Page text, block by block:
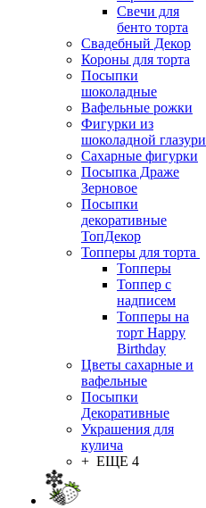
Свечи для
бенто торта
Свадебный Декор
Короны для торта
Посыпки
шоколадные
Вафельные рожки
Фигурки из
шоколадной глазури
Сахарные фигурки
Посыпка Драже
Зерновое
Посыпки
декоративные
ТопДекор
Топперы для торта
Топперы
Топпер с
надписем
Топперы на
торт Happy
Birthday
Цветы сахарные и
вафельные
Посыпки
Декоративные
Украшения для
кулича
+ ЕЩЕ 4